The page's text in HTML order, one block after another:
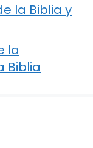
la Biblia y
la
Biblia